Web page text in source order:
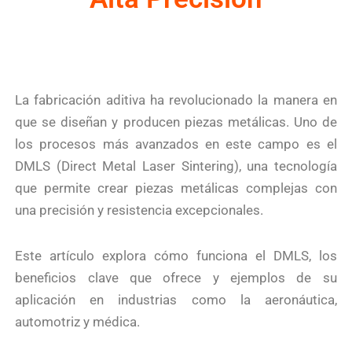
La fabricación aditiva ha revolucionado la manera en
que se diseñan y producen piezas metálicas. Uno de
los procesos más avanzados en este campo es el
DMLS (Direct Metal Laser Sintering), una tecnología
que permite crear piezas metálicas complejas con
una precisión y resistencia excepcionales.
Este artículo explora cómo funciona el DMLS, los
beneficios clave que ofrece y ejemplos de su
aplicación en industrias como la aeronáutica,
automotriz y médica.